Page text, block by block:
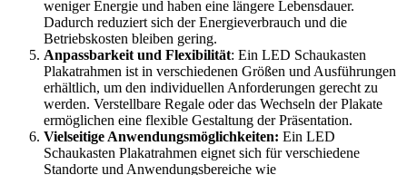
weniger Energie und haben eine längere Lebensdauer.
Dadurch reduziert sich der Energieverbrauch und die
Betriebskosten bleiben gering.
Anpassbarkeit und Flexibilität: Ein LED Schaukasten
Plakatrahmen ist in verschiedenen Größen und Ausführungen
erhältlich, um den individuellen Anforderungen gerecht zu
werden. Verstellbare Regale oder das Wechseln der Plakate
ermöglichen eine flexible Gestaltung der Präsentation.
Vielseitige Anwendungsmöglichkeiten: Ein LED
Schaukasten Plakatrahmen eignet sich für verschiedene
Standorte und Anwendungsbereiche wie